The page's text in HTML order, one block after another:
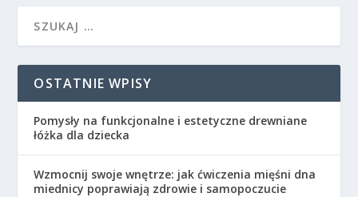
OSTATNIE WPISY
Pomysły na funkcjonalne i estetyczne drewniane
łóżka dla dziecka
Wzmocnij swoje wnętrze: jak ćwiczenia mięśni dna
miednicy poprawiają zdrowie i samopoczucie